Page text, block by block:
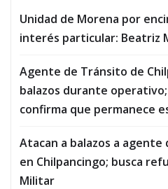
Unidad de Morena por
interés particular: Beatriz
Agente de Tránsito de
balazos durante
confirma que permanece
Atacan a balazos a
en Chilpancingo; busca
Militar